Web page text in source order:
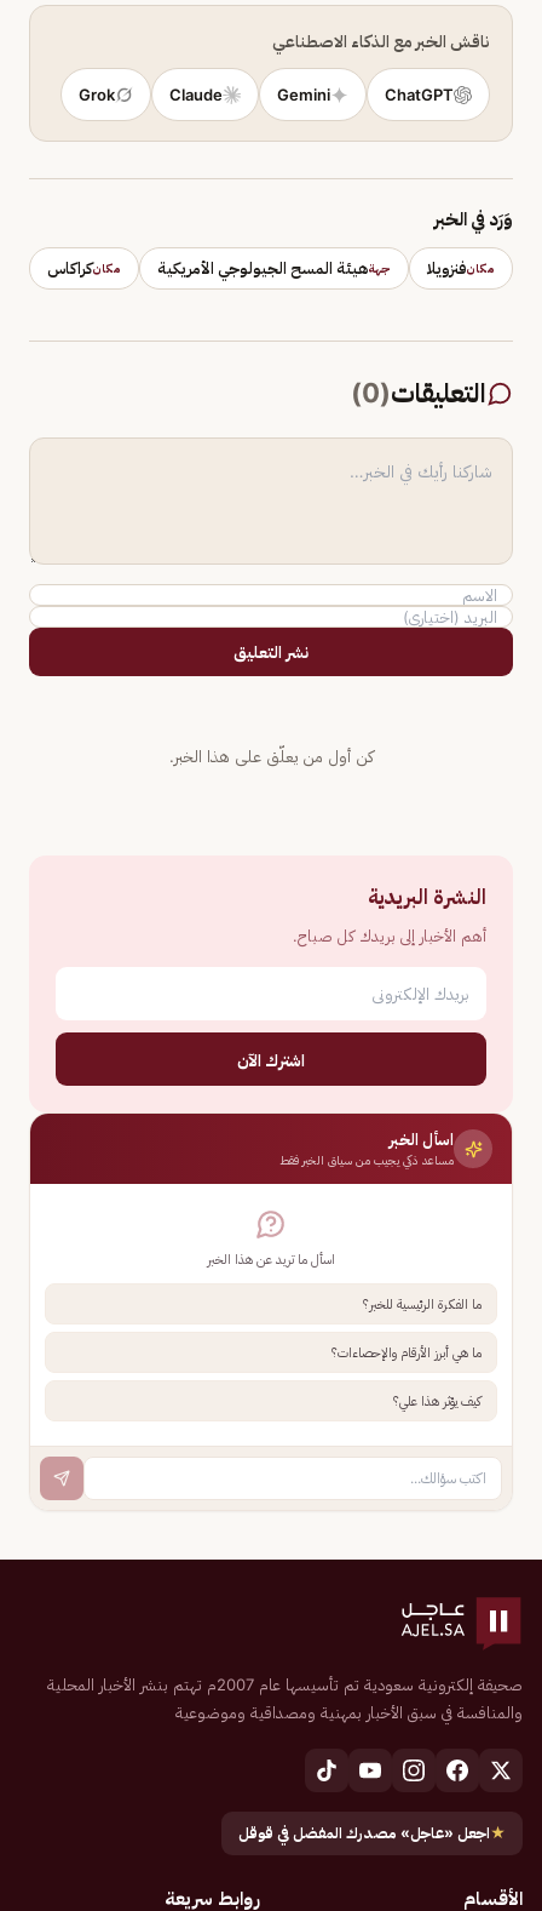
ناقش الخبر مع الذكاء الاصطناعي
ChatGPT
Gemini
Claude
Grok
وَرَد في الخبر
مكانفنزويلا جهةهيئة المسح الجيولوجي الأمريكية مكانكراكاس
التعليقات(
0
)
نشر التعليق
كن أول من يعلّق على هذا الخبر.
النشرة البريدية
أهم الأخبار إلى بريدك كل صباح.
اشترك الآن
اسأل الخبر
مساعد ذكي يجيب من سياق الخبر فقط
اسأل ما تريد عن هذا الخبر
ما الفكرة الرئيسية للخبر؟
ما هي أبرز الأرقام والإحصاءات؟
كيف يؤثر هذا علي؟
صحيفة إلكترونية سعودية تم تأسيسها عام 2007م تهتم بنشر الأخبار المحلية
والمنافسة في سبق الأخبار بمهنية ومصداقية وموضوعية
★اجعل «عاجل» مصدرك المفضل في قوقل
الأقسام روابط سريعة